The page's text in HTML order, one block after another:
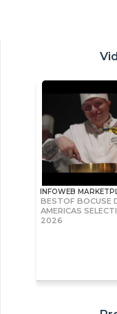
INFOWEB
BESTOF BOCUSE
AMERICAS
2026